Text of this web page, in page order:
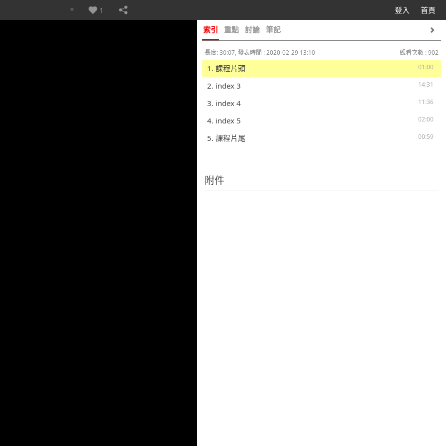
登入 首頁
1
索引 重點 討論 筆記
長度: 30:07, 發表時間 : 2020-02-29 13:10
觀看次數 : 902
01:00
1. 課程片頭
14:31
2. index 3
11:36
3. index 4
02:00
4. index 5
00:59
5. 課程片尾
附件